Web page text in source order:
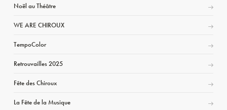
Noël au Théâtre
WE ARE CHIROUX
TempoColor
Retrouvailles 2025
Fête des Chiroux
La Fête de la Musique